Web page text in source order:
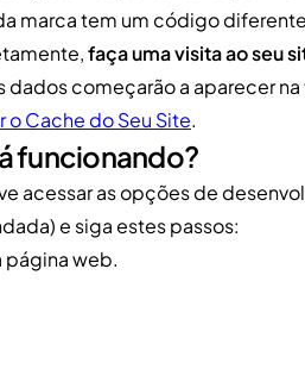
marca tem um código
faça uma visita ao seu
dados começarão a aparecer
o Cache do Seu Site.
funcionando?
acessar as opções de
e siga estes passos:
web.